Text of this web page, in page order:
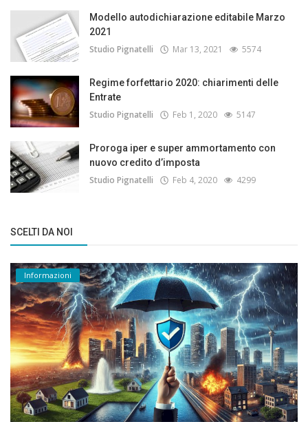
Modello autodichiarazione editabile Marzo
2021
Studio Pignatelli Mar 13, 2021 5574
Regime forfettario 2020: chiarimenti delle
Entrate
Studio Pignatelli Feb 1, 2020 5147
Proroga iper e super ammortamento con
nuovo credito d’imposta
Studio Pignatelli Feb 4, 2020 4299
SCELTI DA NOI
Informazioni